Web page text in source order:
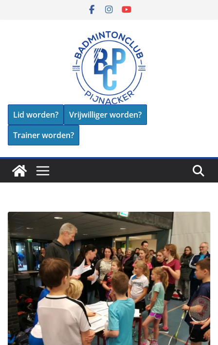
Lid worden?
Vrijwilliger worden?
Trainer worden?